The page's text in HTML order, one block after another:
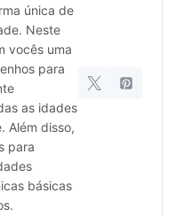
única de
Neste
vocês uma
para
as idades
Além disso,
para
básicas